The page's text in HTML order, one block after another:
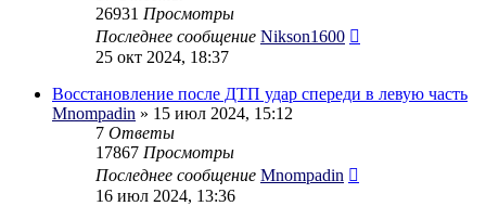
26931 Просмотры
Последнее сообщение Nikson1600
25 окт 2024, 18:37
Восстановление после ДТП удар спереди в левую часть
Mnompadin » 15 июл 2024, 15:12
7 Ответы
17867 Просмотры
Последнее сообщение Mnompadin
16 июл 2024, 13:36